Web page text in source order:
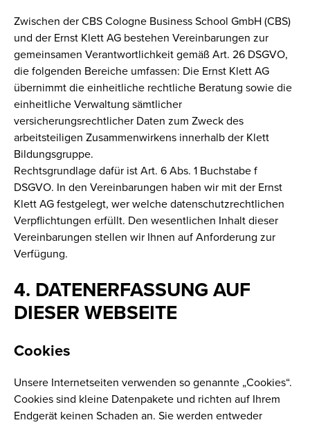
Zwischen der CBS Cologne Business School GmbH (CBS)
und der Ernst Klett AG bestehen Vereinbarungen zur
gemeinsamen Verantwortlichkeit gemäß Art. 26 DSGVO,
die folgenden Bereiche umfassen: Die Ernst Klett AG
übernimmt die einheitliche rechtliche Beratung sowie die
einheitliche Verwaltung sämtlicher
versicherungsrechtlicher Daten zum Zweck des
arbeitsteiligen Zusammenwirkens innerhalb der Klett
Bildungsgruppe.
Rechtsgrundlage dafür ist Art. 6 Abs. 1 Buchstabe f
DSGVO. In den Vereinbarungen haben wir mit der Ernst
Klett AG festgelegt, wer welche datenschutzrechtlichen
Verpflichtungen erfüllt. Den wesentlichen Inhalt dieser
Vereinbarungen stellen wir Ihnen auf Anforderung zur
Verfügung.
4. DATENERFASSUNG AUF
DIESER WEBSEITE
Cookies
Unsere Internetseiten verwenden so genannte „Cookies“.
Cookies sind kleine Datenpakete und richten auf Ihrem
Endgerät keinen Schaden an. Sie werden entweder